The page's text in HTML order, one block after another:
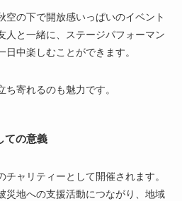
空の下で開放感いっぱいのイベント
人と一緒に、ステージパフォーマン
中楽しむことができます。
寄れるのも魅力です。
ての意義
ャリティーとして開催されます。
災地への支援活動につながり、地域